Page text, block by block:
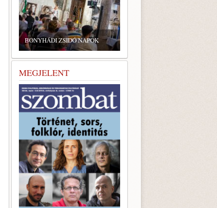
ZSIDÓ GASZTRONÓMIAI
TALÁLKOZÓ A BONYHÁDI
ZSINAGÓGÁBAN
MEGJELENT